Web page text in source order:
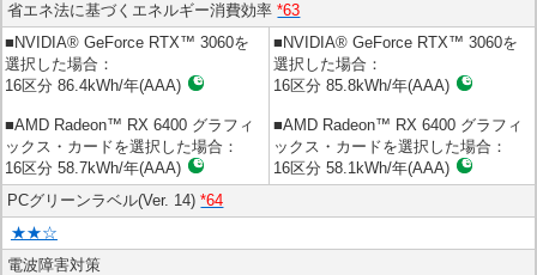
省エネ法に基づくエネルギー消費効率*63
■NVIDIA® GeForce RTX™ 3060を
選択した場合：
16区分 86.4kWh/年(AAA)
■AMD Radeon™ RX 6400 グラフィ
ックス・カードを選択した場合：
16区分 58.7kWh/年(AAA)
■NVIDIA® GeForce RTX™ 3060を
選択した場合：
16区分 85.8kWh/年(AAA)
■AMD Radeon™ RX 6400 グラフィ
ックス・カードを選択した場合：
16区分 58.1kWh/年(AAA)
PCグリーンラベル(Ver. 14)*64
★★☆
電波障害対策